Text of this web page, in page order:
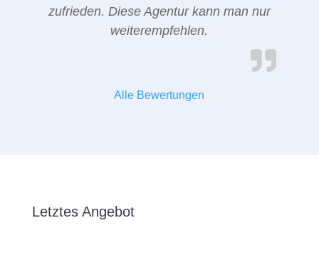
zufrieden. Diese Agentur kann man nur
weiterempfehlen.
Alle Bewertungen
Letztes Angebot